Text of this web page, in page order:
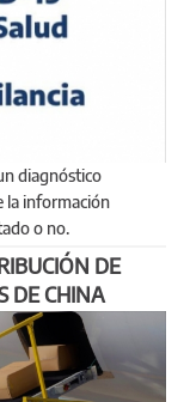
la información
o no.
DE
DE CHINA